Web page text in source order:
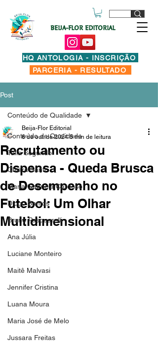
BEIJA-FLOR EDITORIAL
PARCERIA - RESULTADO
HQ ANTOLOGIA - INSCRIÇÃO
Post
Conteúdo de Qualidade
Taila Segundo
Chiara Santi
Maria Gabriela Cardoso
Diogo Santos
Bruno Pasquarelli
Ana Júlia
Luciane Monteiro
Maitê Malvasi
Jennifer Cristina
Luana Moura
Maria José de Melo
Jussara Freitas
Conteúdo de Qualidade
Recrutamento ou
Dispensa - Queda Brusca
de Desempenho no
Futebol: Um Olhar
Multidimensional
Beija-Flor Editorial
6 de out. de 2024 5 min de leitura